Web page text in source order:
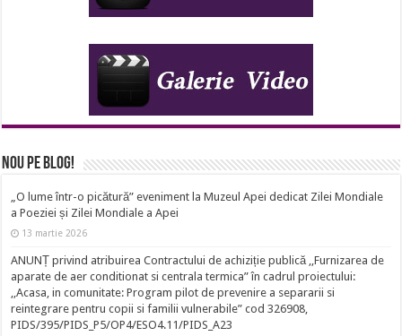
Nou pe Blog!
„O lume într-o picătură” eveniment la Muzeul Apei dedicat Zilei Mondiale
a Poeziei și Zilei Mondiale a Apei
13 martie 2026
ANUNȚ privind atribuirea Contractului de achiziție publică ,,Furnizarea de
aparate de aer conditionat si centrala termica” în cadrul proiectului:
,,Acasa, in comunitate: Program pilot de prevenire a separarii si
reintegrare pentru copii si familii vulnerabile” cod 326908,
PIDS/395/PIDS_P5/OP4/ESO4.11/PIDS_A23